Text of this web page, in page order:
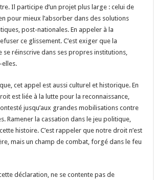
Il participe d’un projet plus large : celui de
pour mieux l’absorber dans des solutions
post-nationales. En appeler à la
ce glissement. C’est exiger que la
se réinscrive dans ses propres institutions,
elles.
cet appel est aussi culturel et historique. En
est liée à la lutte pour la reconnaissance,
jusqu’aux grandes mobilisations contre
Ramener la cassation dans le jeu politique,
histoire. C’est rappeler que notre droit n’est
mais un champ de combat, forgé dans le feu
déclaration, ne se contente pas de